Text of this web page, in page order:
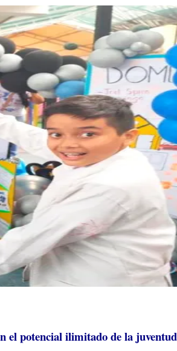
el potencial ilimitado de la